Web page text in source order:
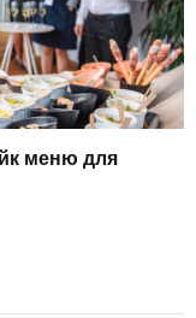
меню для